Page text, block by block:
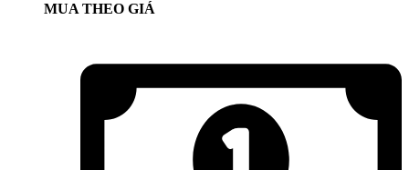
MUA THEO GIÁ